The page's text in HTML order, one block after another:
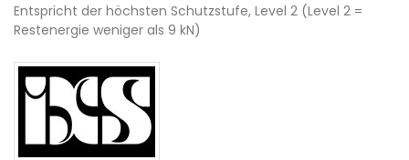
Entspricht der höchsten Schutzstufe, Level 2 (Level 2 =
Restenergie weniger als 9 kN)